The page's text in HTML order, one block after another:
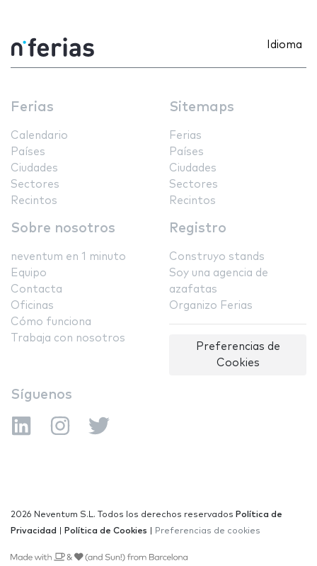
Idioma
Ferias
Calendario
Países
Ciudades
Sectores
Recintos
Sitemaps
Ferias
Países
Ciudades
Sectores
Recintos
Sobre nosotros
neventum en 1 minuto
Equipo
Contacta
Oficinas
Cómo funciona
Trabaja con nosotros
Registro
Construyo stands
Soy una agencia de
azafatas
Organizo Ferias
Preferencias de
Cookies
Síguenos
2026 Neventum S.L. Todos los derechos reservados Política de
Privacidad
Política de Cookies Preferencias de cookies